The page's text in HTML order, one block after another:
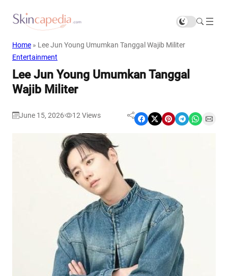
Home » Lee Jun Young Umumkan Tanggal Wajib Militer
Entertainment
Lee Jun Young Umumkan Tanggal
Wajib Militer
June 15, 2026 12 Views Share on Facebook Share on X Share on Pinterest Share on Telegram Share on WhatsApp Share on Email